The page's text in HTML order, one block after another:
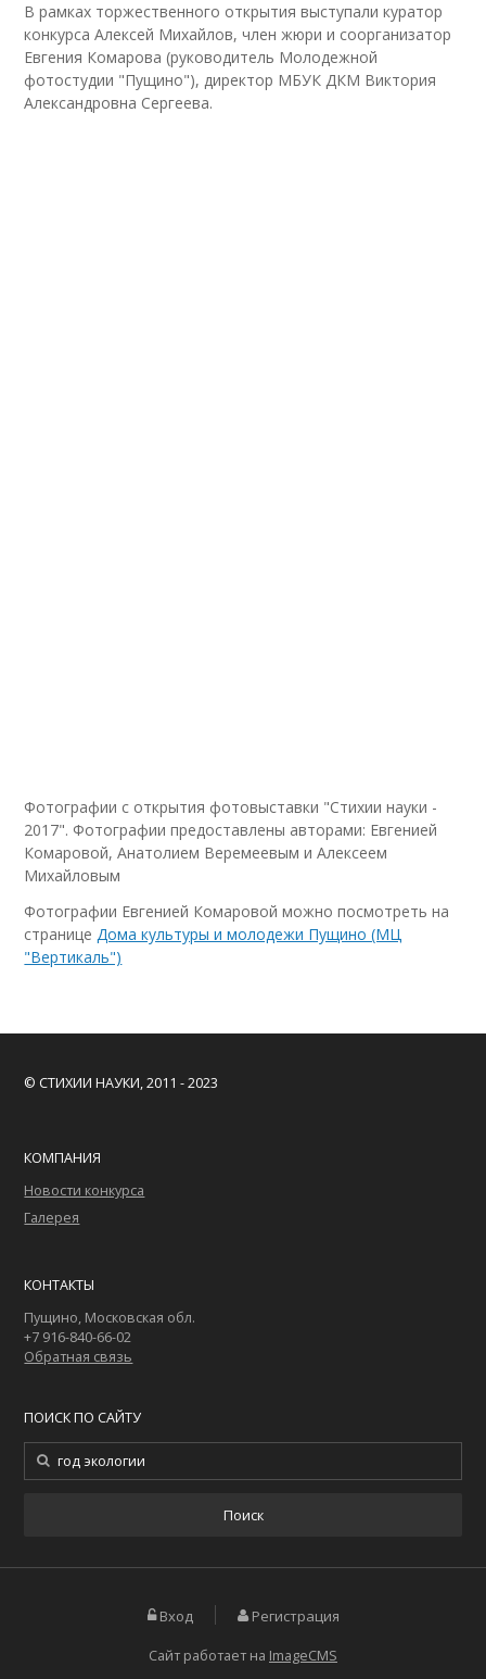
В рамках торжественного открытия выступали куратор
конкурса Алексей Михайлов, член жюри и соорганизатор
Евгения Комарова (руководитель Молодежной
фотостудии "Пущино"), директор МБУК ДКМ Виктория
Александровна Сергеева.
Фотографии с открытия фотовыставки "Стихии науки -
2017". Фотографии предоставлены авторами: Евгенией
Комаровой, Анатолием Веремеевым и Алексеем
Михайловым
Фотографии Евгенией Комаровойможно посмотреть на
странице Дома культуры и молодежи Пущино (МЦ
"Вертикаль")
© СТИХИИ НАУКИ, 2011 - 2023
КОМПАНИЯ
Новости конкурса
Галерея
КОНТАКТЫ
Пущино, Московская обл.
+7 916-840-66-02
Обратная связь
ПОИСК ПО САЙТУ
Вход Регистрация
Сайт работает на ImageCMS